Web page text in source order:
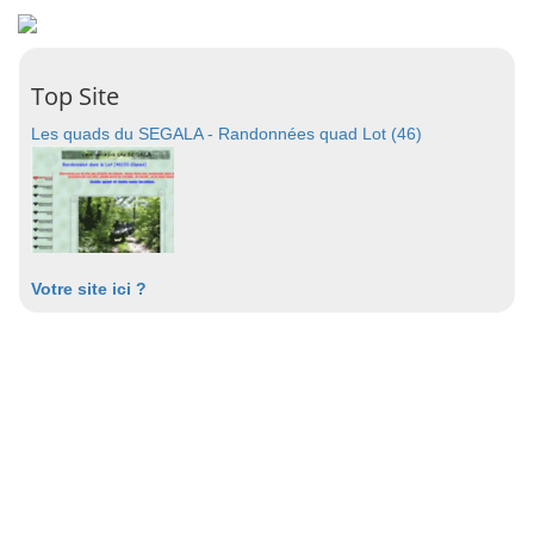
Top Site
Les quads du SEGALA - Randonnées quad Lot (46)
Votre site ici ?